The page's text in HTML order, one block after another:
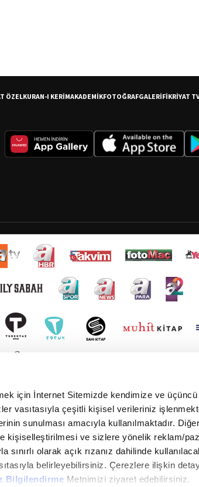
için İnternet Sitemizde kendimize ve
vasıtasıyla çeşitli kişisel verileriniz
sunulması amacıyla kullanılmaktadır.
kişiselleştirilmesi ve sizlere yönelik reklam/
sınırlı olarak açık rızanız dahilinde
belirleyebilirsiniz. Çerezlere ilişkin
Bilgilendirme Metnimizi ziyaret edebilirsiniz.
ÖZELKURAN-I KERİMAKADEMİKFOTOĞRAFGALERİFİKRİYAT